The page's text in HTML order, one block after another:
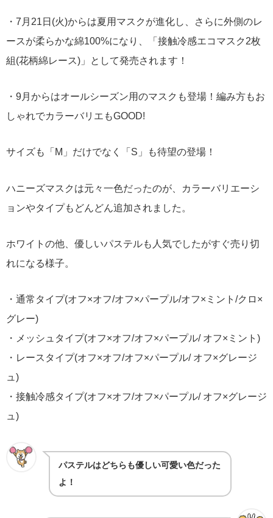
・7月21日(火)からは夏用マスクが進化し、さらに外側のレ
ースが柔らかな綿100%になり、「接触冷感エコマスク2枚
組(花柄綿レース)」として発売されます！
・9月からはオールシーズン用のマスクも登場！編み方もお
しゃれでカラーバリエもGOOD!
サイズも「M」だけでなく「S」も待望の登場！
ハニーズマスクは元々一色だったのが、カラーバリエーシ
ョンやタイプもどんどん追加されました。
ホワイトの他、優しいパステルも人気でしたがすぐ売り切
れになる様子。
・通常タイプ(オフ×オフ/オフ×パープル/オフ×ミント/クロ×
グレー)
・メッシュタイプ(オフ×オフ/オフ×パープル/ オフ×ミント )
・レースタイプ(オフ×オフ/オフ×パープル/ オフ×グレージ
ュ )
・接触冷感タイプ(オフ×オフ/オフ×パープル/ オフ×グレージ
ュ )
パステルはどちらも優しい可愛い色だった
よ！